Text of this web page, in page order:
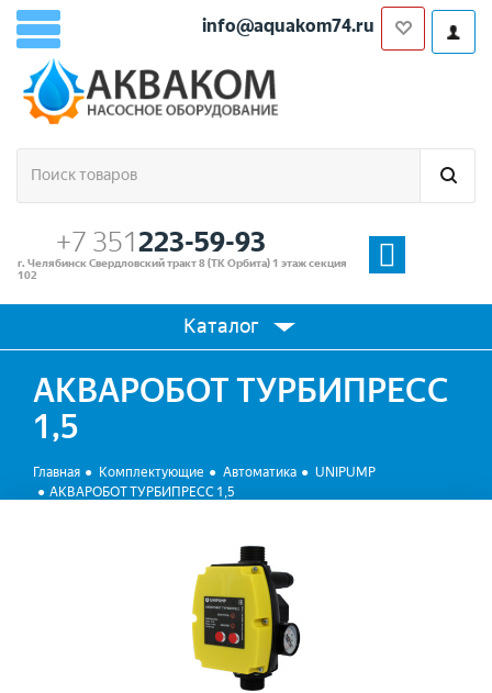
info@aquakom74.ru
+7 351223-59-93
г. Челябинск Свердловский тракт 8 (ТК Орбита) 1 этаж секция
102
Каталог
АКВАРОБОТ ТУРБИПРЕСС
1,5
Главная Комплектующие Автоматика
UNIPUMP
АКВАРОБОТ ТУРБИПРЕСС 1,5